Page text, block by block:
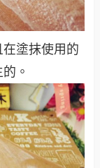
在塗抹使用的
的 。